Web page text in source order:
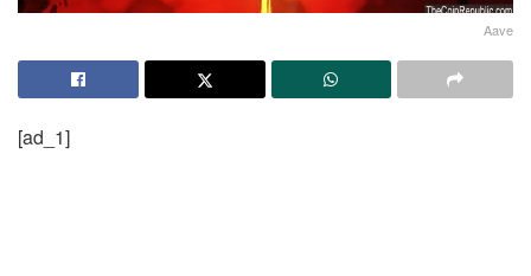
Aave
[ad_1]